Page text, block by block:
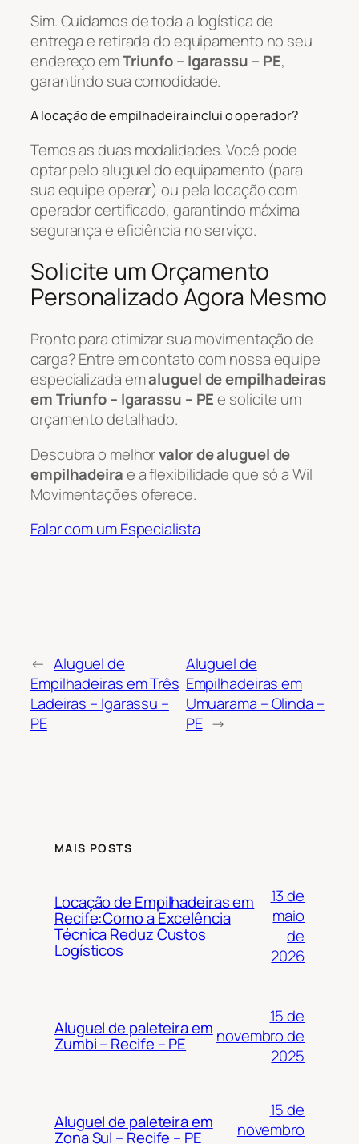
Sim. Cuidamos de toda a logística de
entrega e retirada do equipamento no seu
endereço emTriunfo – Igarassu – PE,
garantindo sua comodidade.
A locação de empilhadeira inclui o operador?
Temos as duas modalidades. Você pode
optar pelo aluguel do equipamento (para
sua equipe operar) ou pela locação com
operador certificado, garantindo máxima
segurança e eficiência no serviço.
Solicite um Orçamento
Personalizado Agora Mesmo
Pronto para otimizar sua movimentação de
carga? Entre em contato com nossa equipe
especializada emaluguel de empilhadeiras
em Triunfo – Igarassu – PEe solicite um
orçamento detalhado.
Descubra o melhorvalor de aluguel de
empilhadeirae a flexibilidade que só a Wil
Movimentações oferece.
Falar com um Especialista
← Aluguel de
Empilhadeiras em Três
Ladeiras – Igarassu –
PE
Aluguel de
Empilhadeiras em
Umuarama – Olinda –
PE →
MAIS POSTS
Locação de Empilhadeiras em
Recife:Como a Excelência
Técnica Reduz Custos
Logísticos
13 de
maio
de
2026
Aluguel de paleteira em
Zumbi – Recife – PE
15 de
novembro de
2025
Aluguel de paleteira em
Zona Sul – Recife – PE
15 de
novembro